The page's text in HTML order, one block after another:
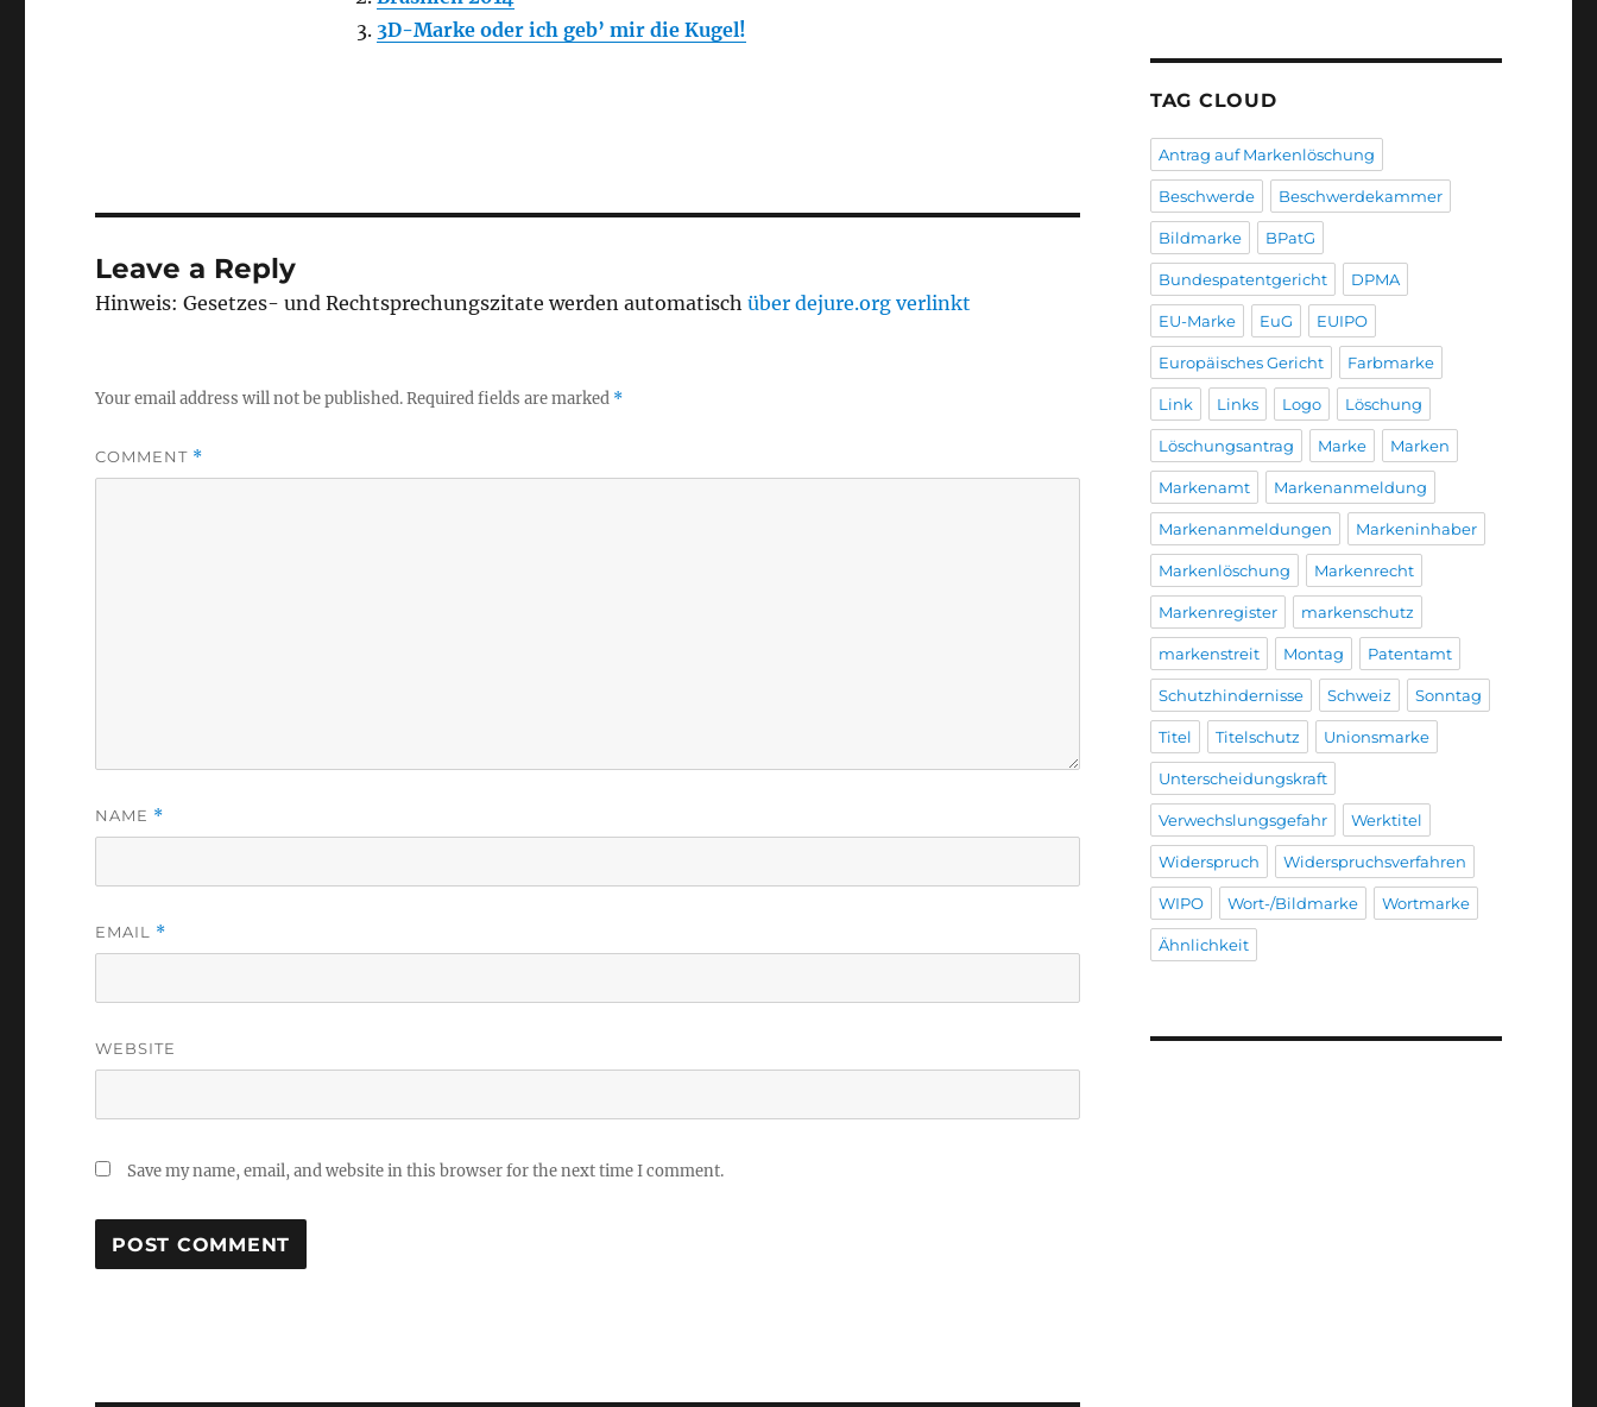
3D-Marke oder ich geb’ mir die Kugel!
Leave a Reply
Hinweis: Gesetzes- und Rechtsprechungszitate werden automatischüber dejure.org verlinkt
Your email address will not be published.Required fields are marked *
COMMENT *
NAME *
EMAIL *
WEBSITE
Save my name, email, and website in this browser for the next time I comment.
TAG CLOUD
Antrag auf Markenlöschung
Beschwerde Beschwerdekammer
Bildmarke BPatG
Bundespatentgericht DPMA
EU-Marke EuG EUIPO
Europäisches Gericht Farbmarke
Link Links Logo Löschung
Löschungsantrag Marke Marken
Markenamt Markenanmeldung
Markenanmeldungen Markeninhaber
Markenlöschung Markenrecht
Markenregister markenschutz
markenstreit Montag Patentamt
Schutzhindernisse Schweiz Sonntag
Titel Titelschutz Unionsmarke
Unterscheidungskraft
Verwechslungsgefahr Werktitel
Widerspruch Widerspruchsverfahren
WIPO Wort-/Bildmarke Wortmarke
Ähnlichkeit